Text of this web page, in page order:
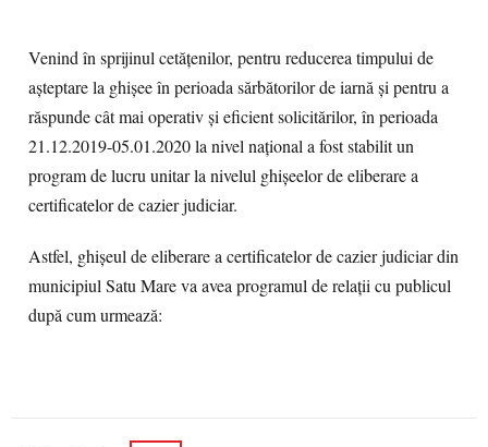
Venind în sprijinul cetățenilor, pentru reducerea timpului de
așteptare la ghișee în perioada sărbătorilor de iarnă și pentru a
răspunde cât mai operativ și eficient solicitărilor, în perioada
21.12.2019-05.01.2020 la nivel național a fost stabilit un
program de lucru unitar la nivelul ghișeelor de eliberare a
certificatelor de cazier judiciar.
Astfel, ghișeul de eliberare a certificatelor de cazier judiciar din
municipiul Satu Mare va avea programul de relații cu publicul
după cum urmează: